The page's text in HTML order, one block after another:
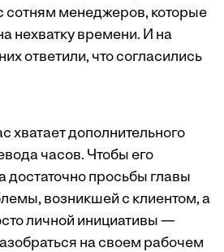
сотням менеджеров, которые
нехватку времени. И на
ответили, что согласились
хватает дополнительного
часов. Чтобы его
достаточно просьбы главы
возникшей с клиентом, а
личной инициативы —
на своем рабочем